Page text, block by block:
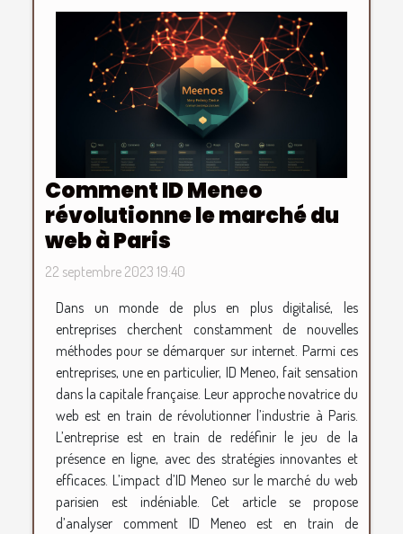
Comment ID Meneo
révolutionne le marché du
web à Paris
22 septembre 2023 19:40
Dans un monde de plus en plus digitalisé, les
entreprises cherchent constamment de nouvelles
méthodes pour se démarquer sur internet. Parmi ces
entreprises, une en particulier, ID Meneo, fait sensation
dans la capitale française. Leur approche novatrice du
web est en train de révolutionner l’industrie à Paris.
L’entreprise est en train de redéfinir le jeu de la
présence en ligne, avec des stratégies innovantes et
efficaces. L’impact d’ID Meneo sur le marché du web
parisien est indéniable. Cet article se propose
d’analyser comment ID Meneo est en train de